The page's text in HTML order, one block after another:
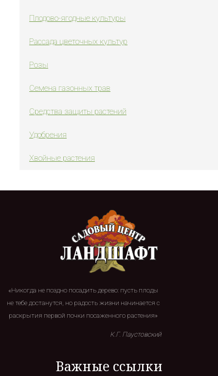
Плодово-ягодные культуры
Рассада цветочных культур
Розы
Семена газонных трав
Средства защиты растений
Удобрения
Хвойные растения
«Никогда не поздно посадить дерево: пусть плоды
не тебе достанутся, но радость жизни начинается с
раскрытия первой почки посаженного растения»
К.Г. Паустовский
Важные ссылки